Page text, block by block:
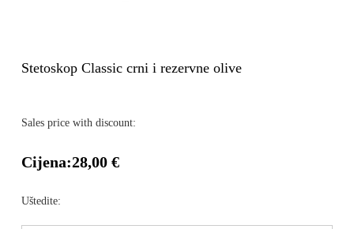
Stetoskop Classic crni i rezervne olive
Sales price with discount:
Cijena:28,00 €
Uštedite: